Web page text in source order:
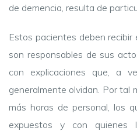
de demencia, resulta de
Estos pacientes deben
son responsables de sus
con explicaciones que, a
generalmente olvidan. Por tal
más horas de personal, los
expuestos y con quienes